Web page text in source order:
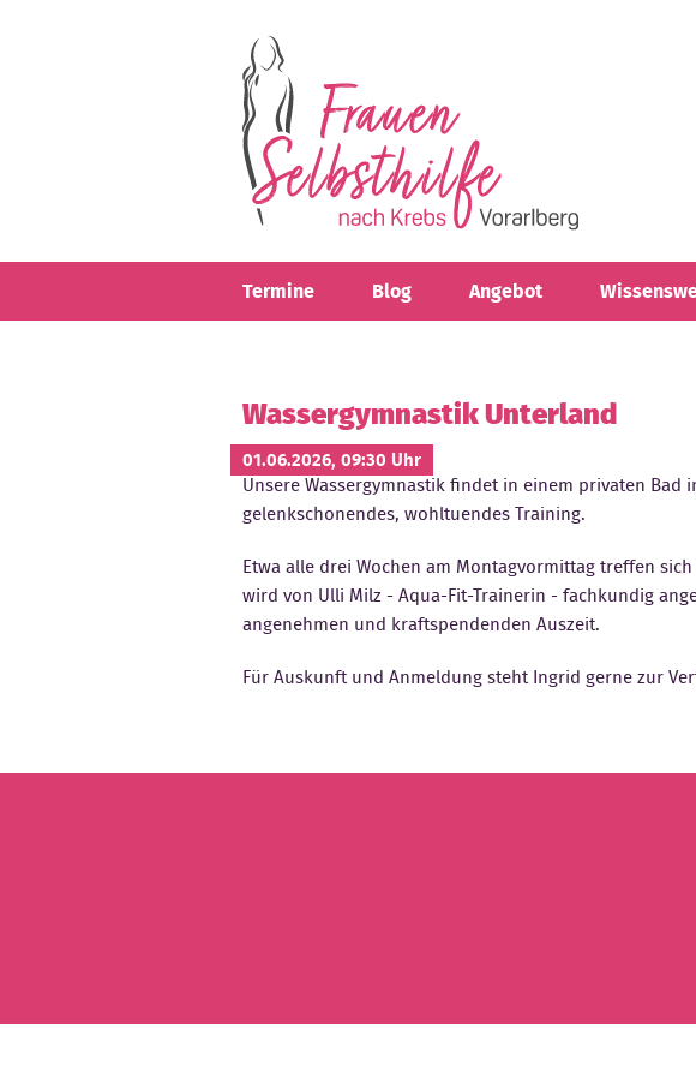
Termine Blog Angebot
Wassergymnastik Unterland
01.06.2026, 09:30 Uhr
Unsere Wassergymnastik findet in einem privaten
gelenkschonendes, wohltuendes Training.
Etwa alle drei Wochen am Montagvormittag treffen
wird von Ulli Milz - Aqua-Fit-Trainerin - fachkundig
angenehmen und kraftspendenden Auszeit.
Für Auskunft und Anmeldung steht Ingrid gerne zur